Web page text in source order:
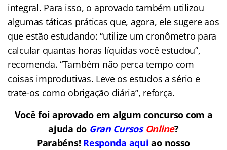
integral. Para isso, o aprovado também utilizou
algumas táticas práticas que, agora, ele sugere aos
que estão estudando: “utilize um cronômetro para
calcular quantas horas líquidas você estudou”,
recomenda. “Também não perca tempo com
coisas improdutivas. Leve os estudos a sério e
trate-os como obrigação diária”, reforça.
Você foi aprovado em algum concurso com a
ajuda do Gran Cursos Online?
Parabéns! Responda aqui ao nosso